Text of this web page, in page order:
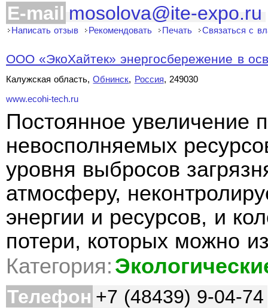
E-mail mosolova@ite-expo.ru
Написать отзыв Рекомендовать Печать Связаться с
ООО «ЭкоХайтек» энергосбережение в
Калужская область,Обнинск, Россия, 249030
www.ecohi-tech.ru
Постоянное увеличение
невосполняемых
уровня выбросов
атмосферу,
энергии и ресурсов, и
потери, которых можно
Категория:
Телефон +7 (48439) 9-04-74